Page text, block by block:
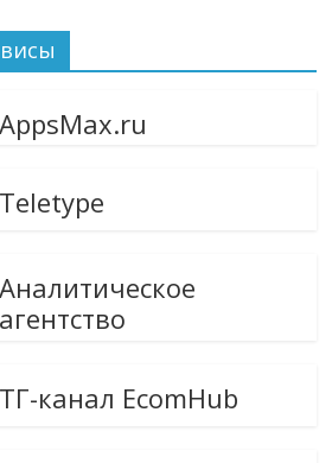
AppsMax.ru
Teletype
Аналитическое
агентство
ТГ-канал EcomHub